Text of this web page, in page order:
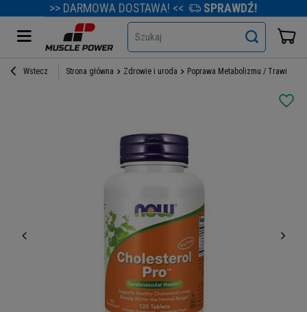
>> DARMOWA DOSTAWA! << SPRAWDŹ!
Szukaj
Wstecz Strona główna Zdrowie i uroda Poprawa Metabolizmu / Trawienia